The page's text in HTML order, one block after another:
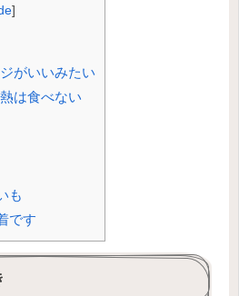
]
がいいみたい
は食べない
も
です